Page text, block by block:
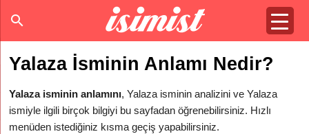
Yalaza İsminin Anlamı Nedir?
Yalaza isminin anlamını, Yalaza isminin analizini ve Yalaza
ismiyle ilgili birçok bilgiyi bu sayfadan öğrenebilirsiniz. Hızlı
menüden istediğiniz kısma geçiş yapabilirsiniz.